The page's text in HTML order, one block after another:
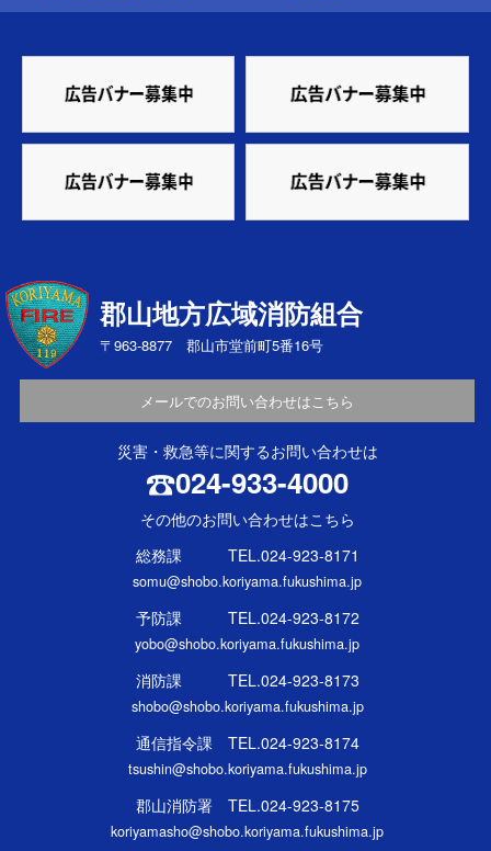
郡山地方広域消防組合
〒963-8877 郡山市堂前町5番16号
メールでのお問い合わせはこちら
災害・救急等に関するお問い合わせは
024-933-4000
その他のお問い合わせはこちら
総務課 TEL.024-923-8171
somu@shobo.koriyama.fukushima.jp
予防課 TEL.024-923-8172
yobo@shobo.koriyama.fukushima.jp
消防課 TEL.024-923-8173
shobo@shobo.koriyama.fukushima.jp
通信指令課 TEL.024-923-8174
tsushin@shobo.koriyama.fukushima.jp
郡山消防署 TEL.024-923-8175
koriyamasho@shobo.koriyama.fukushima.jp